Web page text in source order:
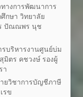
างการพัฒนาการ
กษา วิทยาลัย
ร ปัณณพร นุช
บริหารงานศูนย์บ่ม
มิตร คชวงษ์ รองผู้
า
ยวิชาการบัญชีภาษี
รข